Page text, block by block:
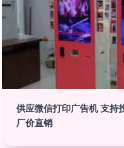
供应微信打印广告机 支
厂价直销